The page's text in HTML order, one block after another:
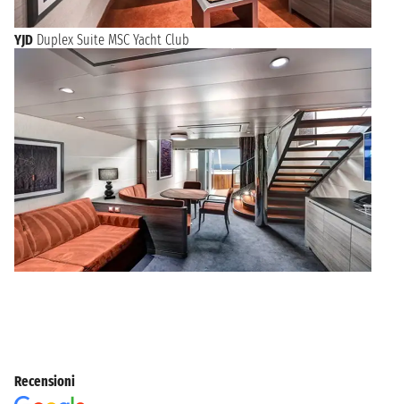
YJD Duplex Suite MSC Yacht Club
Recensioni